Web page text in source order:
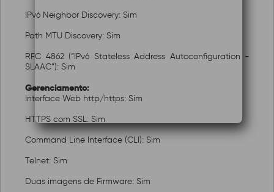
IPv6 Neighbor Discovery: Sim
Path MTU Discovery: Sim
RFC 4862 (“IPv6 Stateless Address Autoconfiguration -
SLAAC”): Sim
Gerenciamento:
Interface Web http/https: Sim
HTTPS com SSL: Sim
Command Line Interface (CLI): Sim
Telnet: Sim
Duas imagens de Firmware: Sim